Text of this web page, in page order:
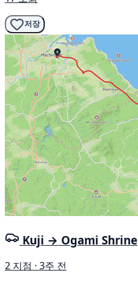
저장
Kuji → Ogami Shrine
2 지점 · 3주 전